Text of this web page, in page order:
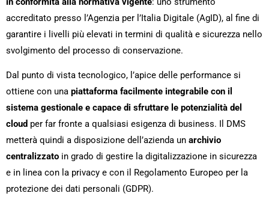
accreditato presso l’Agenzia per l’Italia Digitale (AgID), al fine di
garantire i livelli più elevati in termini di qualità e sicurezza nello
svolgimento del processo di conservazione.
Dal punto di vista tecnologico, l’apice delle performance si
ottiene con una piattaforma facilmente integrabile con il
sistema gestionale e capace di sfruttare le potenzialità del
cloud per far fronte a qualsiasi esigenza di business. Il DMS
metterà quindi a disposizione dell’azienda un archivio
centralizzato in grado di gestire la digitalizzazione in sicurezza
e in linea con la privacy e con il Regolamento Europeo per la
protezione dei dati personali (GDPR).